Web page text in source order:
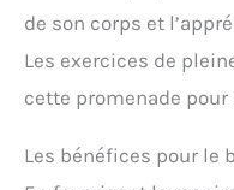
de son corps et
Les exercices de
cette promenade
Les bénéfices pour le